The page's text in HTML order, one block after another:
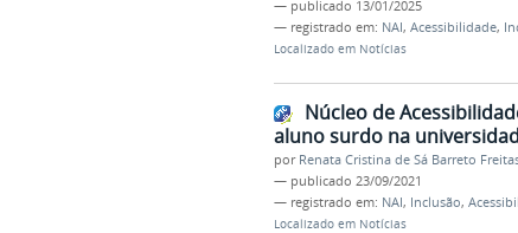
— publicado 13/01/2025
— registrado em: NAI, Acessibilidade,
Localizado em Notícias
Núcleo de
aluno surdo na
por Renata Cristina de Sá Barreto
— publicado 23/09/2021
— registrado em: NAI, Inclusão,
Localizado em Notícias